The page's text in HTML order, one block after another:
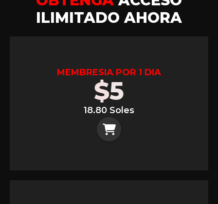
ILIMITADO AHORA
MEMBRESIA POR 1 DIA
$5
18.80 Soles